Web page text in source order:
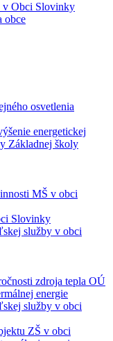
v Obci Slovinky
obce
osvetlenia
energetickej
Základnej školy
MŠ v obci
Slovinky
služby v obci
zdroja tepla OÚ
energie
služby v obci
ZŠ v obci